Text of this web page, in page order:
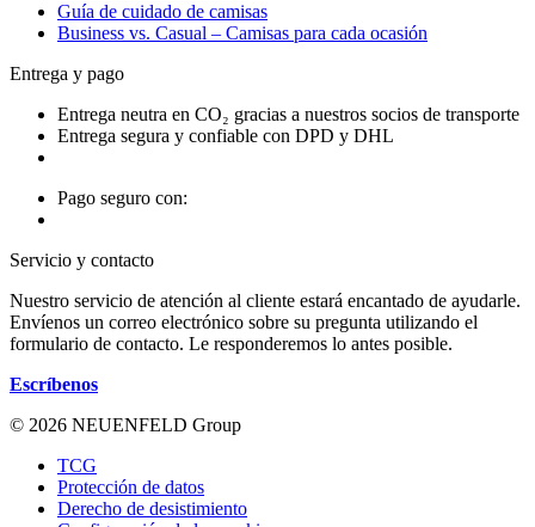
Guía de cuidado de camisas
Business vs. Casual – Camisas para cada ocasión
Entrega y pago
Entrega neutra en CO₂ gracias a nuestros socios de transporte
Entrega segura y confiable con DPD y DHL
Pago seguro con:
Servicio y contacto
Nuestro servicio de atención al cliente estará encantado de ayudarle.
Envíenos un correo electrónico sobre su pregunta utilizando el
formulario de contacto. Le responderemos lo antes posible.
Escríbenos
© 2026 NEUENFELD Group
TCG
Protección de datos
Derecho de desistimiento